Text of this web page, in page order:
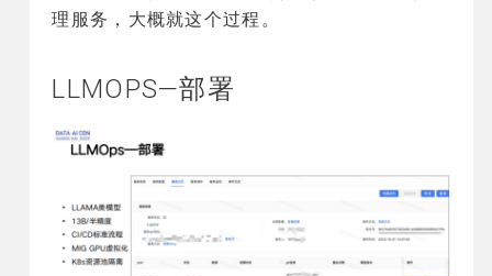
理服务，大概就这个过程。
LLMOPS—部署